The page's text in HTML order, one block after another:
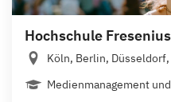
Hochschule
Köln, Berlin,
Medienmanagement